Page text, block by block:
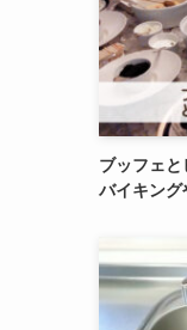
ブッフェ
バイキング